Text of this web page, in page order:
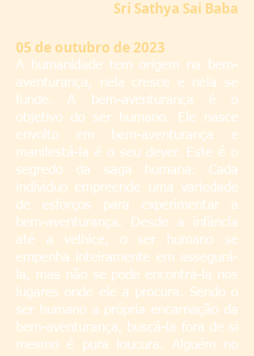
Sri Sathya Sai Baba
05 de outubro de 2023
A humanidade tem origem na bem-
aventurança, nela cresce e nela se
funde. A bem-aventurança é o
objetivo do ser humano. Ele nasce
envolto em bem-aventurança e
manifestá-la é o seu dever. Este é o
segredo da saga humana. Cada
indivíduo empreende uma variedade
de esforços para experimentar a
bem-aventurança. Desde a infância
até a velhice, o ser humano se
empenha inteiramente em assegurá-
la, mas não se pode encontrá-la nos
lugares onde ele a procura. Sendo o
ser humano a própria encarnação da
bem-aventurança, buscá-la fora de si
mesmo é pura loucura. Alguém no